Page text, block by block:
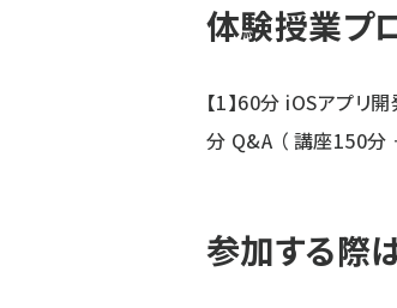
体験授業プ
【1】60分 iOSアプリ
分 Q&A （ 講座150
参加する際